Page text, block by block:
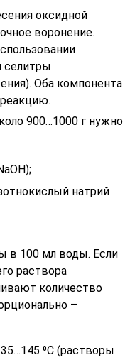
оксидной
воронение.
селитры
Оба компонента
900…1000 г нужно
натрий
в 100 мл воды. Если
раствора
количество
–
⁰С (растворы